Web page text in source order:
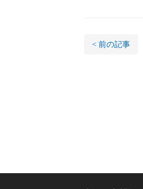
< 前の記事